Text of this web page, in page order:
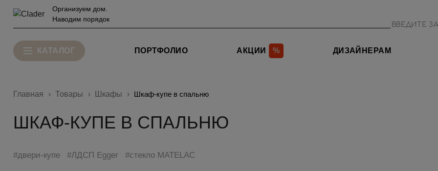
Организуем дом.
Наводим порядок
КАТАЛОГ ПОРТФОЛИО АКЦИИ % ДИЗАЙНЕРАМ
Главная Товары Шкафы Шкаф-купе в спальню
ШКАФ-КУПЕ В СПАЛЬНЮ
#двери-купе #ЛДСП Egger #стекло MATELAC